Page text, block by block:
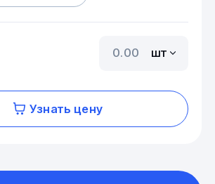
шт
Узнать цену